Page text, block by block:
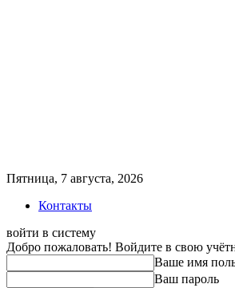
Пятница, 7 августа, 2026
Контакты
войти в систему
Добро пожаловать! Войдите в свою
Ваше имя
Ваш пароль